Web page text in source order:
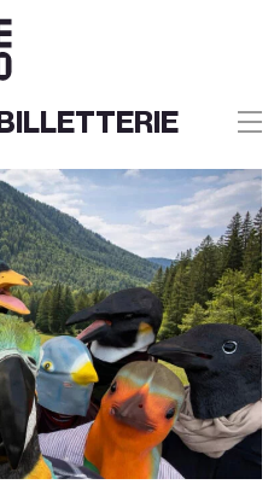
BILLETTERIE